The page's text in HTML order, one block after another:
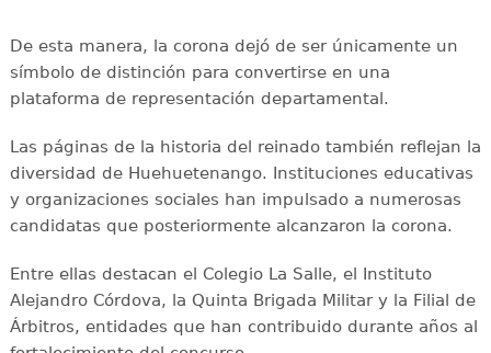
De esta manera, la corona dejó de ser únicamente un
símbolo de distinción para convertirse en una
plataforma de representación departamental.
Las páginas de la historia del reinado también reflejan la
diversidad de Huehuetenango. Instituciones educativas
y organizaciones sociales han impulsado a numerosas
candidatas que posteriormente alcanzaron la corona.
Entre ellas destacan el Colegio La Salle, el Instituto
Alejandro Córdova, la Quinta Brigada Militar y la Filial de
Árbitros, entidades que han contribuido durante años al